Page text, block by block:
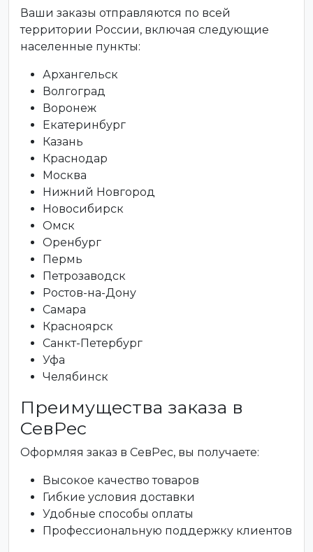
Ваши заказы отправляются по всей
территории России, включая следующие
населенные пункты:
Архангельск
Волгоград
Воронеж
Екатеринбург
Казань
Краснодар
Москва
Нижний Новгород
Новосибирск
Омск
Оренбург
Пермь
Петрозаводск
Ростов-на-Дону
Самара
Красноярск
Санкт-Петербург
Уфа
Челябинск
Преимущества заказа в
СевРес
Оформляя заказ в СевРес, вы получаете:
Высокое качество товаров
Гибкие условия доставки
Удобные способы оплаты
Профессиональную поддержку клиентов